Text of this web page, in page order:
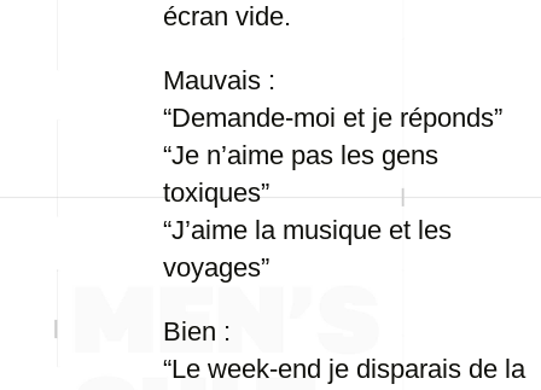
écran vide.
Mauvais :
“Demande-moi et je réponds”
“Je n’aime pas les gens
toxiques”
“J’aime la musique et les
voyages”
Bien :
“Le week-end je disparais de la